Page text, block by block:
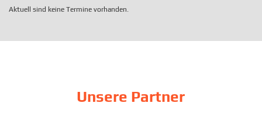
Aktuell sind keine Termine vorhanden.
Unsere Partner